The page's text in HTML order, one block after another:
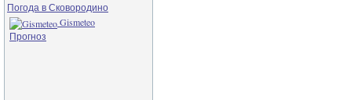
Погода в Сковородино
Gismeteo
Прогноз